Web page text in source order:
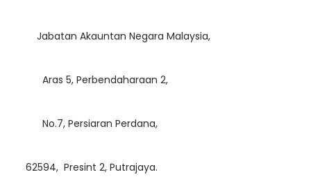
Jabatan Akauntan Negara Malaysia,
Aras 5, Perbendaharaan 2,
No.7, Persiaran Perdana,
62594, Presint 2, Putrajaya.